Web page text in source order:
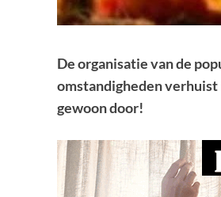
De organisatie van de
omstandigheden verhuist
gewoon door!